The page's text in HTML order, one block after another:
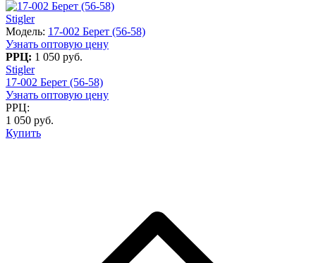
Stigler
Модель: 17-002 Берет (56-58)
Узнать оптовую цену
РРЦ: 1 050 руб.
Stigler
17-002 Берет (56-58)
Узнать оптовую цену
РРЦ:
1 050 руб.
Купить